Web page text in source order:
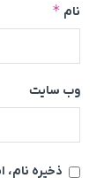
نام *
وب‌ سایت
ذخیره